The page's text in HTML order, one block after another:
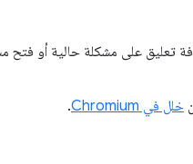
تعليق على مشكلة حالية أو فتح
خلل في Chromium
.